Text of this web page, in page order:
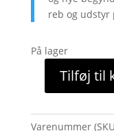
reb og udstyr
På lager
Furoshiki
Rebklæde
Tilføj til
Varenummer